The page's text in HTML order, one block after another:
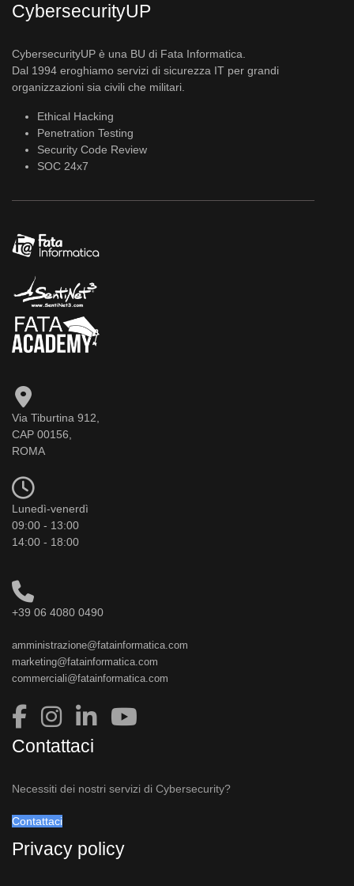
CybersecurityUP
CybersecurityUP è una BU di Fata Informatica.
Dal 1994 eroghiamo servizi di sicurezza IT per grandi
organizzazioni sia civili che militari.
Ethical Hacking
Penetration Testing
Security Code Review
SOC 24x7
Via Tiburtina 912,
CAP 00156,
ROMA
Lunedì-venerdì
09:00 - 13:00
14:00 - 18:00
+39 06 4080 0490
amministrazione@fatainformatica.com
marketing@fatainformatica.com
commerciali@fatainformatica.com
Contattaci
Necessiti dei nostri servizi di Cybersecurity?
Contattaci
Privacy policy